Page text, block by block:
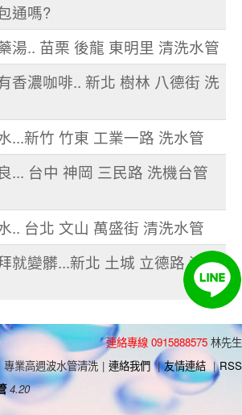
通嗎?
湯.. 苗栗 後龍 東明里 清洗水管
香濃咖啡.. 新北 樹林 八德街 洗
...新竹 竹東 工業一路 洗水管
... 台中 神岡 三民路 洗機台管
.. 台北 文山 萬盛街 清洗水管
就變髒...新北 土城 立德路 清洗
連絡專線 0915888575 林先生
業高週波水管清洗 | 連絡我們 | 友情連結 | RSS
4.20